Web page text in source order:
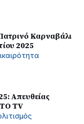
Καρναβάλι
2025
Απευθείας
TV